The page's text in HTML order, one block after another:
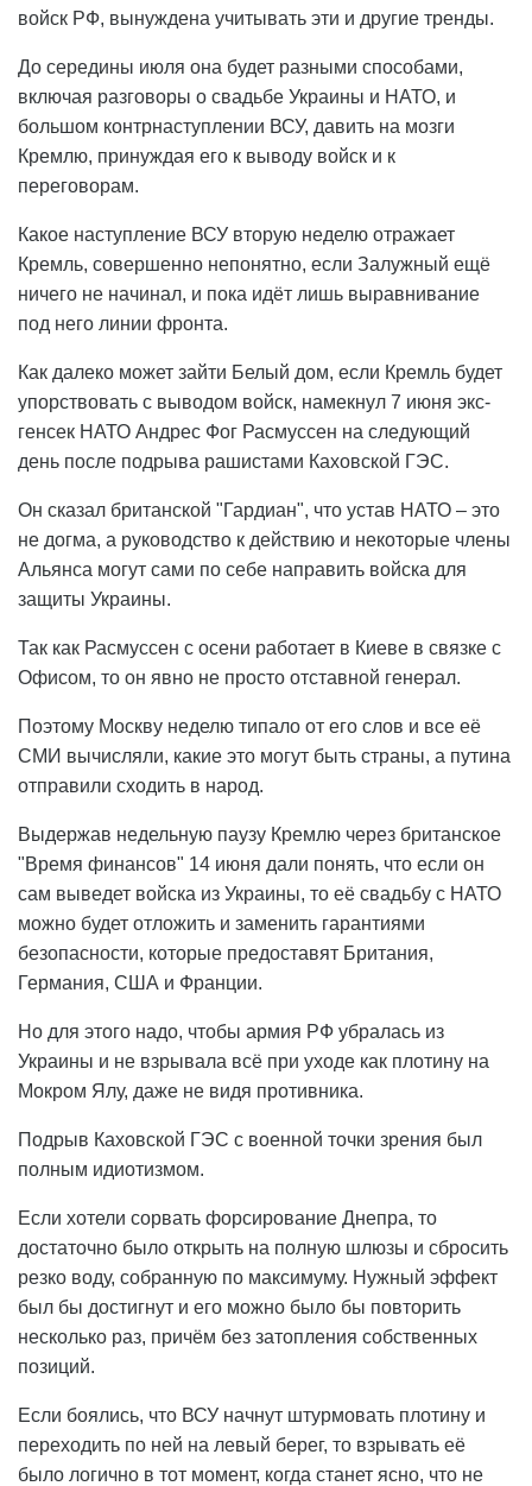
войск РФ, вынуждена учитывать эти и другие тренды.
До середины июля она будет разными способами,
включая разговоры о свадьбе Украины и НАТО, и
большом контрнаступлении ВСУ, давить на мозги
Кремлю, принуждая его к выводу войск и к
переговорам.
Какое наступление ВСУ вторую неделю отражает
Кремль, совершенно непонятно, если Залужный ещё
ничего не начинал, и пока идёт лишь выравнивание
под него линии фронта.
Как далеко может зайти Белый дом, если Кремль будет
упорствовать с выводом войск, намекнул 7 июня экс-
генсек НАТО Андрес Фог Расмуссен на следующий
день после подрыва рашистами Каховской ГЭС.
Он сказал британской "Гардиан", что устав НАТО – это
не догма, а руководство к действию и некоторые члены
Альянса могут сами по себе направить войска для
защиты Украины.
Так как Расмуссен с осени работает в Киеве в связке с
Офисом, то он явно не просто отставной генерал.
Поэтому Москву неделю типало от его слов и все её
СМИ вычисляли, какие это могут быть страны, а путина
отправили сходить в народ.
Выдержав недельную паузу Кремлю через британское
"Время финансов" 14 июня дали понять, что если он
сам выведет войска из Украины, то её свадьбу с НАТО
можно будет отложить и заменить гарантиями
безопасности, которые предоставят Британия,
Германия, США и Франции.
Но для этого надо, чтобы армия РФ убралась из
Украины и не взрывала всё при уходе как плотину на
Мокром Ялу, даже не видя противника.
Подрыв Каховской ГЭС с военной точки зрения был
полным идиотизмом.
Если хотели сорвать форсирование Днепра, то
достаточно было открыть на полную шлюзы и сбросить
резко воду, собранную по максимуму. Нужный эффект
был бы достигнут и его можно было бы повторить
несколько раз, причём без затопления собственных
позиций.
Если боялись, что ВСУ начнут штурмовать плотину и
переходить по ней на левый берег, то взрывать её
было логично в тот момент, когда станет ясно, что не